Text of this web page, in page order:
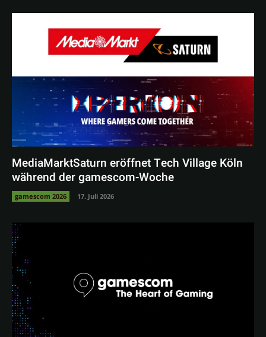
MediaMarktSaturn eröffnet Tech Village Köln
während der gamescom-Woche
gamescom 2026 17. Juli 2026